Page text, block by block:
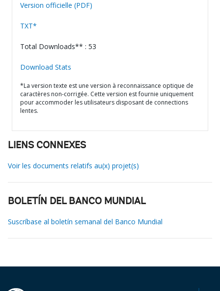
Version officielle (PDF)
TXT*
Total Downloads** : 53
Download Stats
*La version texte est une version à reconnaissance optique de
caractères non-corrigée. Cette version est fournie uniquement
pour accommoder les utilisateurs disposant de connections
lentes.
LIENS CONNEXES
Voir les documents relatifs au(x) projet(s)
BOLETÍN DEL BANCO MUNDIAL
Suscríbase al boletín semanal del Banco Mundial